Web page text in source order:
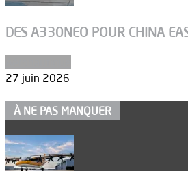
DES A330NEO POUR CHINA
27 juin 2026
À NE PAS MANQUER